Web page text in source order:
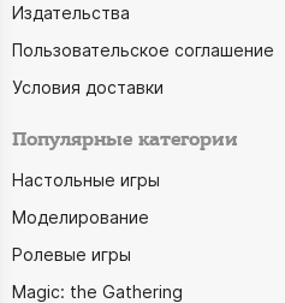
Издательства
Пользовательское соглашение
Условия доставки
Популярные категории
Настольные игры
Моделирование
Ролевые игры
Magic: the Gathering